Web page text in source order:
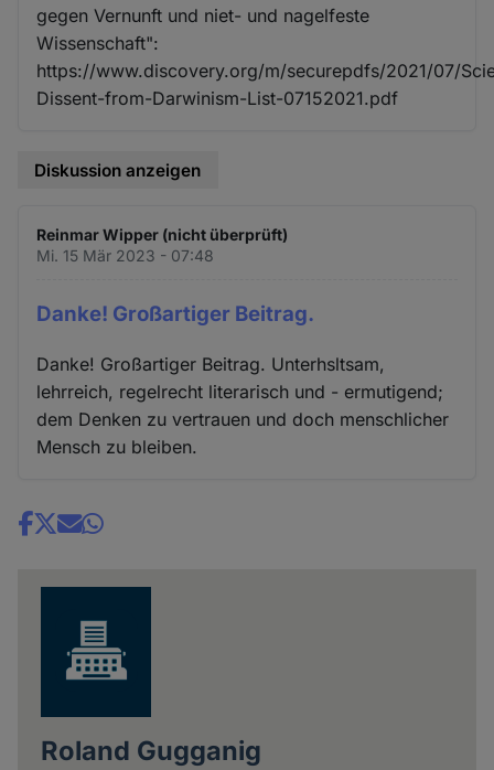
gegen Vernunft und niet- und nagelfeste
Wissenschaft":
https://www.discovery.org/m/securepdfs/2021/07/
Dissent-from-Darwinism-List-07152021.pdf
Diskussion anzeigen
Reinmar Wipper (nicht überprüft)
Mi. 15 Mär 2023 - 07:48
Danke! Großartiger Beitrag.
Danke! Großartiger Beitrag. Unterhsltsam,
lehrreich, regelrecht literarisch und - ermutigend;
dem Denken zu vertrauen und doch menschlicher
Mensch zu bleiben.
Share
Roland Gugganig